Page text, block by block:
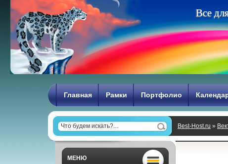
Все дл
Главная Рамки Портфолио
Best-Host.ru »
МЕНЮ